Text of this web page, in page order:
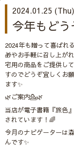
2024.01.25
今年もど
2024年も贈って喜ばれ
🎁やお手軽に召し上が
宅用の商品をご提供し
すのでどうぞ宜しくお
ます✨
🌿ご案内💁🌿
当店が電子書籍『旅色
されています！🌈
今月のナビゲーターは
んです✨